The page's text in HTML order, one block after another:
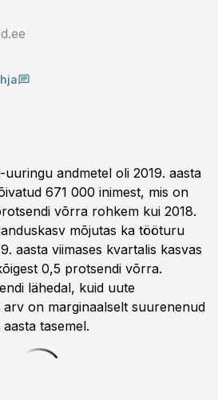
uuringu andmetel oli 2019. aasta
671 000 inimest, mis on
võrra rohkem kui 2018.
mõjutas ka tööturu
aasta viimases kvartalis kasvas
0,5 protsendi võrra.
lähedal, kuid uute
on marginaalselt suurenenud
tasemel.